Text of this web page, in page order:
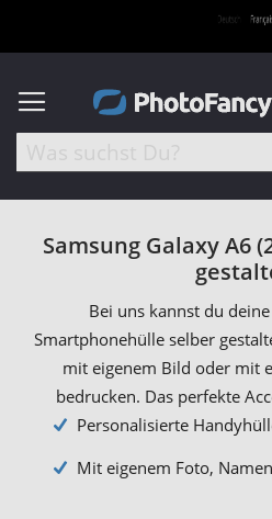
Samsung Galaxy A6
Bei uns kannst du
Smartphonehülle selber
mit eigenem Bild oder mit
bedrucken. Das perfekte
Personalisierte
Mit eigenem Foto,